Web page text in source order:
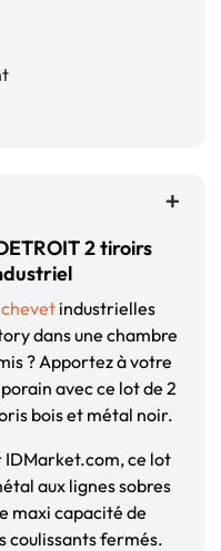
2 tiroirs
industrielles
dans une chambre
? Apportez à votre
avec ce lot de 2
bois et métal noir.
IDMarket.com, ce lot
aux lignes sobres
maxi capacité de
coulissants fermés.